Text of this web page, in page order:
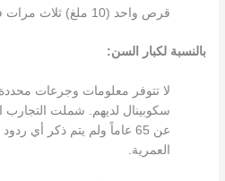
قرص واحد (10 ملغ) ثلاث مرات في اليوم.
بالنسبة لكبار السن:
لا تتوفر معلومات وجرعات
سكوبينال لديهم. شملت
عن 65 عاماً ولم يتم ذكر أي
العمرية.